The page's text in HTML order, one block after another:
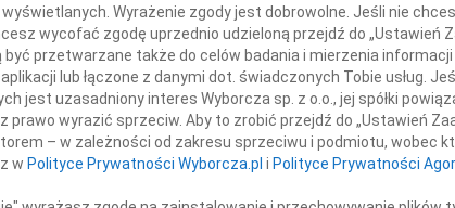
6 kwietnia 2010 roku
w wieku 61 lat,
Żona, Mama i Babcia
INNE
W
Z
W
Z
Wyrażenie zgody jest dobrowolne. Jeśli nie
wycofać zgodę uprzednio udzieloną przejdź do „Ustawień
być przetwarzane także do celów badania i mierzenia
lub łączone z danymi dot. świadczonych Tobie usług.
jest uzasadniony interes Wyborcza sp. z o.o., jej spółki
prawo wyrazić sprzeciw. Aby to zrobić przejdź do „Ustawień
– w zależności od zakresu sprzeciwu i podmiotu, wobec
w Polityce Prywatności Wyborcza.pl i Polityce Prywatności